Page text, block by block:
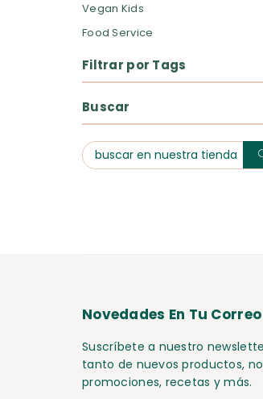
Vegan Kids
Food Service
Filtrar por Tags
Buscar
Novedades En Tu Correo
Suscríbete a nuestro
tanto de nuevos productos,
promociones, recetas y más.